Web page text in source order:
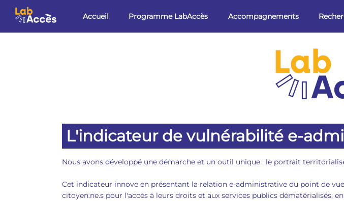
Aller au contenu principal
Accueil Programme LabAccès Accompagnements
L'indicateur de vulnérabilité e-
Nous avons développé une démarche et un outil unique : le portrait
Cet indicateur innove en présentant la relation e-administrative du point de
citoyen.ne.s pour l'accès à leurs droits et aux services publics